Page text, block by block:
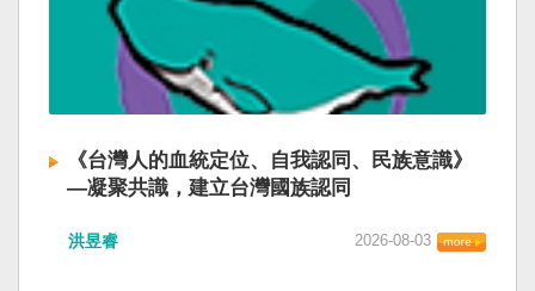
《台灣人的血統定位、自我認同、民族意識》
—凝聚共識，建立台灣國族認同
洪昱睿 2026-08-03